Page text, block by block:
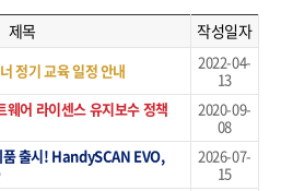
제목 작성일자
정기 교육 일정 안내
2022-04-
13
어 라이센스 유지보수 정책
2020-09-
08
출시! HandySCAN EVO,
2026-07-
15